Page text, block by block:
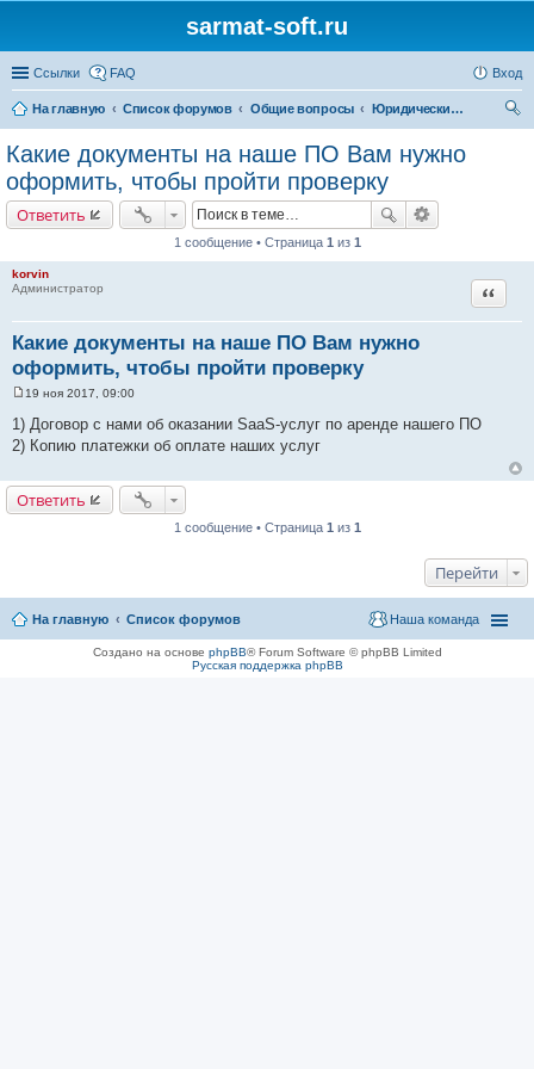
sarmat-soft.ru
Ссылки FAQ Вход
На главную Список форумов Общие вопросы
Юридические вопросы
Какие документы на наше ПО Вам нужно
оформить, чтобы пройти проверку
Ответить
1 сообщение • Страница 1 из 1
korvin
Администратор
Какие документы на наше ПО Вам нужно
оформить, чтобы пройти проверку
Цитата
о
н
и
е
19 ноя 2017, 09:00
1) Договор с нами об оказании SaaS-услуг по аренде нашего ПО
2) Копию платежки об оплате наших услуг
Ответить
1 сообщение • Страница 1 из 1
Перейти
На главную Список форумов Наша команда
Создано на основе phpBB® Forum Software © phpBB Limited
Русская поддержка phpBB